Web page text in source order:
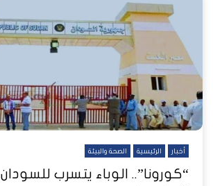
أخبار الرئيسية الصحة والبيئة
“كورونا”.. الوباء يتسرب